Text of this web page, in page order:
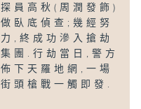
探員高秋(周潤發飾)
做臥底偵查;幾經努
力,終成功滲入搶劫
集團.行劫當日,警方
佈下天羅地網,一場
街頭槍戰一觸即發.